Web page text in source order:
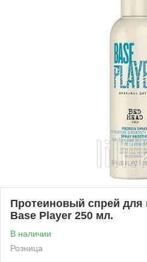
Протеиновый спрей для
Base Player 250 мл.
В наличии
Розница